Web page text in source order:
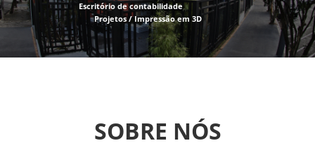
Escritório de contabilidade
Projetos / Impressão em 3D
SOBRE NÓS